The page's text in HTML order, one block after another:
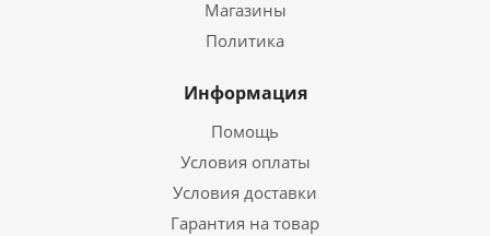
Магазины
Политика
Информация
Помощь
Условия оплаты
Условия доставки
Гарантия на товар